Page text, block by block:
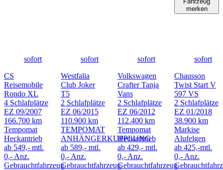
merken
sofort
CS
Reisemobile
Rondo XL
4 Schlafplätze
EZ 09/2007
166.700 km
Tempomat
Heckantrieb
ab 549,- mtl.
0,- Anz.
Gebrauchtfahrzeug
sofort
Westfalia
Club Joker
T5
2 Schlafplätze
EZ 06/2015
110.900 km
TEMPOMAT
ANHÄNGERKUPPLUNG
ab 589,- mtl.
0,- Anz.
Gebrauchtfahrzeug
sofort
Volkswagen
Crafter Tanja
Vans
2 Schlafplätze
EZ 06/2012
112.400 km
Tempomat
Heckantrieb
ab 429,- mtl.
0,- Anz.
Gebrauchtfahrzeug
sofort
Chausson
Twist Start V
597 VS
2 Schlafplätze
EZ 01/2018
38.900 km
Markise
Alufelgen
ab 425,-mtl.
0,- Anz.